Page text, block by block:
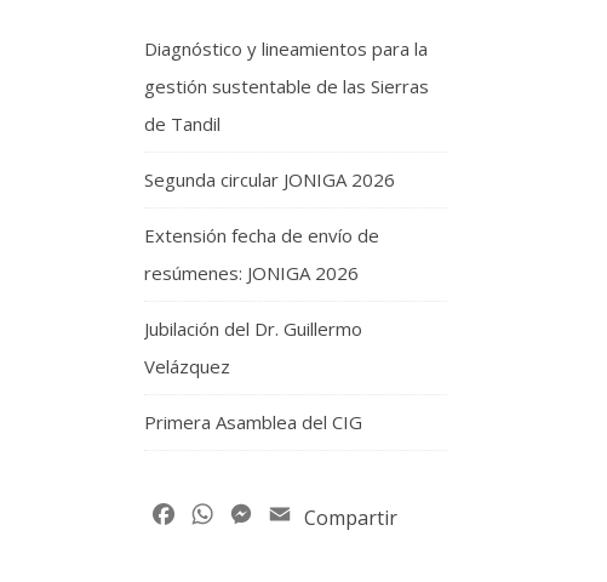
Diagnóstico y lineamientos para la
gestión sustentable de las Sierras
de Tandil
Segunda circular JONIGA 2026
Extensión fecha de envío de
resúmenes: JONIGA 2026
Jubilación del Dr. Guillermo
Velázquez
Primera Asamblea del CIG
FacebookWhatsAppMessenger
Email
Compartir